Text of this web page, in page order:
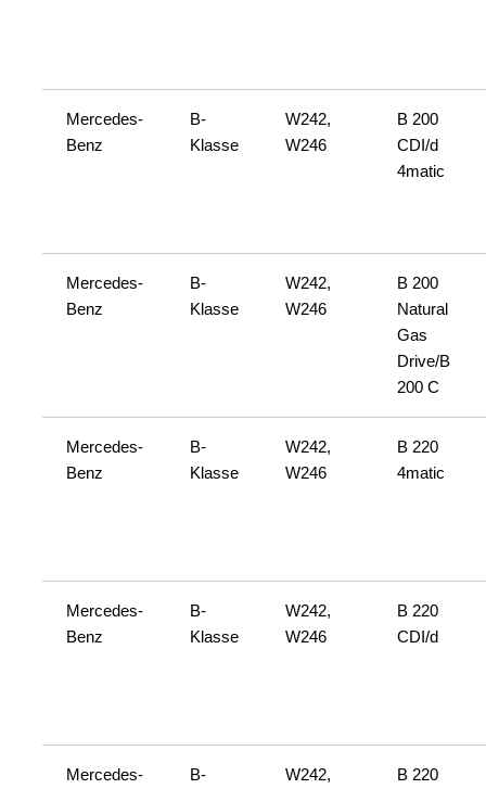
Mercedes-
Benz
B-
Klasse
W242,
W246
B 200
CDI/d
4matic
Mercedes-
Benz
B-
Klasse
W242,
W246
B 200
Natural
Gas
Drive/B
200 C
Mercedes-
Benz
B-
Klasse
W242,
W246
B 220
4matic
Mercedes-
Benz
B-
Klasse
W242,
W246
B 220
CDI/d
Mercedes-
B-
W242,
B 220